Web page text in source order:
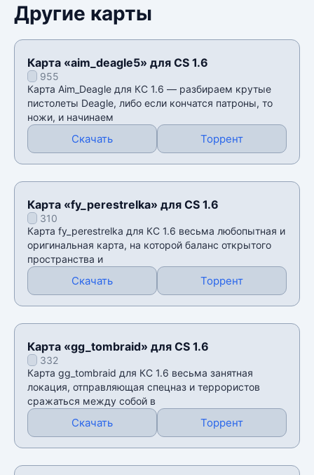
Другие карты
Карта «aim_deagle5» для CS 1.6
955
Карта Аim_Deagle для КС 1.6 — разбираем крутые
пистолеты Deagle, либо если кончатся патроны, то
ножи, и начинаем
Скачать Торрент
Карта «fy_perestrelka» для CS 1.6
310
Карта fy_perestrelka для КС 1.6 весьма любопытная и
оригинальная карта, на которой баланс открытого
пространства и
Скачать Торрент
Карта «gg_tombraid» для CS 1.6
332
Карта gg_tombraid для КС 1.6 весьма занятная
локация, отправляющая спецназ и террористов
сражаться между собой в
Скачать Торрент